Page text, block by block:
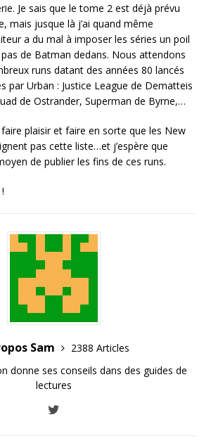
Je sais que le tome 2 est déjà prévu
mais jusque là j’ai quand même
a du mal à imposer les séries un poil
de Batman dedans. Nous attendons
runs datant des années 80 lancés
par Urban : Justice League de Dematteis
de Ostrander, Superman de Byrne,…
plaisir et faire en sorte que les New
pas cette liste…et j’espère que
de publier les fins de ces runs.
Sam
2388 Articles
donne ses conseils dans des guides de
lectures